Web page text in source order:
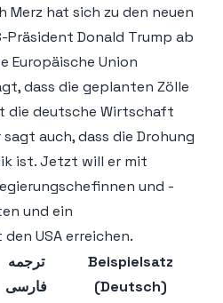
Merz hat sich zu den neuen
Präsident Donald Trump ab
Europäische Union
dass die geplanten Zölle
die deutsche Wirtschaft
auch, dass die Drohung
ist. Jetzt will er mit
und -
und ein
USA erreichen.
ترجمه
فارسی
Beispielsatz
(Deutsch)